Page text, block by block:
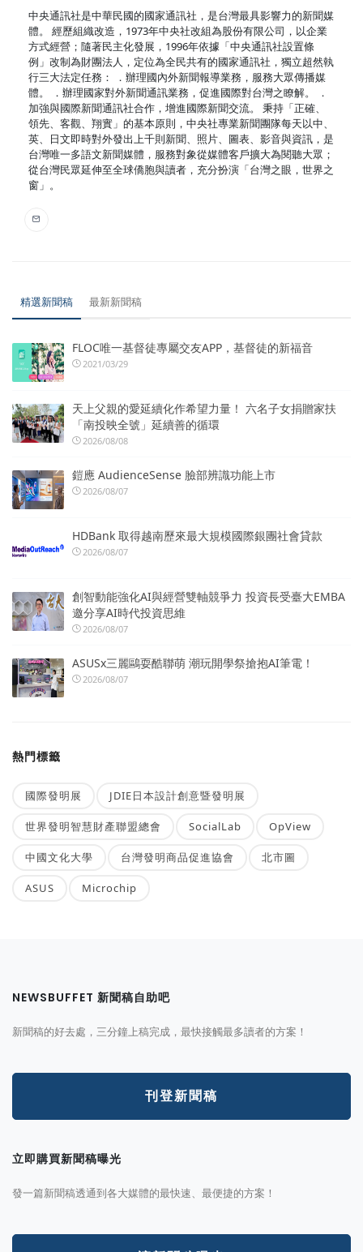
中央通訊社是中華民國的國家通訊社，是台灣最具影響力的新聞媒
體。 經歷組織改造，1973年中央社改組為股份有限公司，以企業
方式經營；隨著民主化發展，1996年依據「中央通訊社設置條
例」改制為財團法人，定位為全民共有的國家通訊社，獨立超然執
行三大法定任務： ．辦理國內外新聞報導業務，服務大眾傳播媒
體。 ．辦理國家對外新聞通訊業務，促進國際對台灣之瞭解。 ．
加強與國際新聞通訊社合作，增進國際新聞交流。 秉持「正確、
領先、客觀、翔實」的基本原則，中央社專業新聞團隊每天以中、
英、日文即時對外發出上千則新聞、照片、圖表、影音與資訊，是
台灣唯一多語文新聞媒體，服務對象從媒體客戶擴大為閱聽大眾；
從台灣民眾延伸至全球僑胞與讀者，充分扮演「台灣之眼，世界之
窗」。
精選新聞稿 最新新聞稿
FLOC唯一基督徒專屬交友APP，基督徒的新福音
2021/03/29
天上父親的愛延續化作希望力量！ 六名子女捐贈家扶
「南投映全號」延續善的循環
2026/08/08
鎧應 AudienceSense 臉部辨識功能上市
2026/08/07
HDBank 取得越南歷來最大規模國際銀團社會貸款
2026/08/07
創智動能強化AI與經營雙軸競爭力 投資長受臺大EMBA
邀分享AI時代投資思維
2026/08/07
ASUSx三麗鷗耍酷聯萌 潮玩開學祭搶抱AI筆電！
2026/08/07
熱門標籤
國際發明展 JDIE日本設計創意暨發明展
世界發明智慧財產聯盟總會 SocialLab OpView
中國文化大學 台灣發明商品促進協會 北市圖
ASUS Microchip
NEWSBUFFET 新聞稿自助吧
新聞稿的好去處，三分鐘上稿完成，最快接觸最多讀者的方案！
刊登新聞稿
立即購買新聞稿曝光
發一篇新聞稿透通到各大媒體的最快速、最便捷的方案！